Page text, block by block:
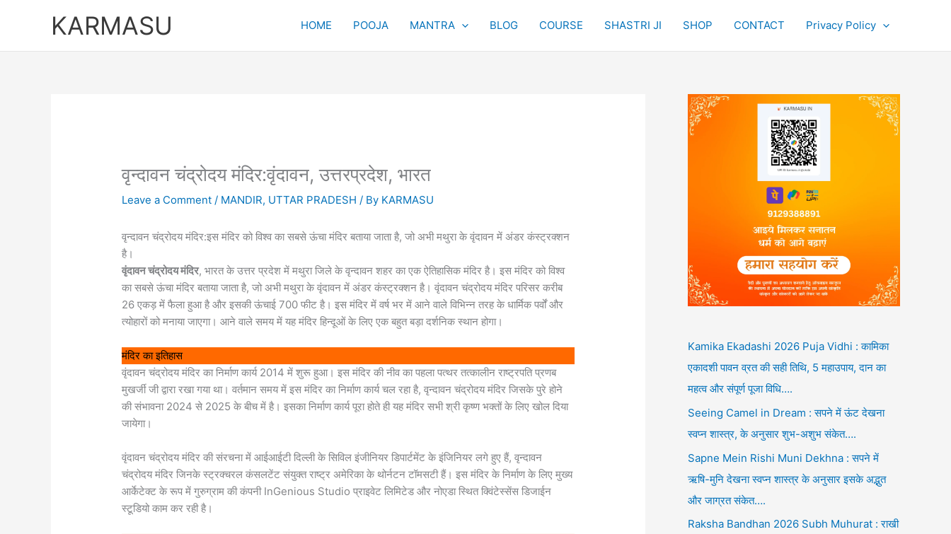
KARMASU HOME POOJA MANTRA BLOG COURSE SHASTRI JI SHOP CONTACT Privacy Policy
वृन्दावन चंद्रोदय मंदिर:वृंदावन, उत्तरप्रदेश, भारत
Leave a Comment / MANDIR, UTTAR PRADESH / By KARMASU
वृन्दावन चंद्रोदय मंदिर:इस मंदिर को विश्व का सबसे ऊंचा मंदिर बताया जाता है, जो अभी मथुरा के वृंदावन में अंडर कंस्ट्रक्शन
है।
वृंदावन चंद्रोदय मंदिर, भारत के उत्तर प्रदेश में मथुरा जिले के वृन्दावन शहर का एक ऐतिहासिक मंदिर है। इस मंदिर को विश्व
का सबसे ऊंचा मंदिर बताया जाता है, जो अभी मथुरा के वृंदावन में अंडर कंस्ट्रक्शन है। वृंदावन चंद्रोदय मंदिर परिसर करीब
26 एकड़ में फैला हुआ है और इसकी ऊंचाई 700 फीट है। इस मंदिर में वर्ष भर में आने वाले विभिन्न तरह के धार्मिक पर्वों और
त्योहारों को मनाया जाएगा। आने वाले समय में यह मंदिर हिन्दूओं के लिए एक बहुत बड़ा दर्शनिक स्थान होगा।
मंदिर का इतिहास
वृंदावन चंद्रोदय मंदिर का निर्माण कार्य 2014 में शुरू हुआ। इस मंदिर की नीव का पहला पत्थर तत्कालीन राष्ट्रपति प्रणब
मुखर्जी जी द्वारा रखा गया था। वर्तमान समय में इस मंदिर का निर्माण कार्य चल रहा है, वृन्दावन चंद्रोदय मंदिर जिसके पुरे होने
की संभावना 2024 से 2025 के बीच में है। इसका निर्माण कार्य पूरा होते ही यह मंदिर सभी श्री कृष्ण भक्तों के लिए खोल दिया
जायेगा।
वृंदावन चंद्रोदय मंदिर की संरचना में आईआईटी दिल्ली के सिविल इंजीनियर डिपार्टमेंट के इंजिनियर लगे हुए हैं, वृन्दावन
चंद्रोदय मंदिर जिनके स्ट्रक्चरल कंसलटेंट संयुक्त राष्ट्र अमेरिका के थोर्नटन टॉमसटी हैं। इस मंदिर के निर्माण के लिए मुख्य
आर्केटेक्ट के रूप में गुरुग्राम की कंपनी InGenious Studio प्राइवेट लिमिटेड और नोएडा स्थित क्विंटेस्सेंस डिजाईन
स्टूडियो काम कर रही है।
Kamika Ekadashi 2026 Puja Vidhi : कामिका
एकादशी पावन व्रत की सही तिथि, 5 महाउपाय, दान का
महत्व और संपूर्ण पूजा विधि….
Seeing Camel in Dream : सपने में ऊंट देखना
स्वप्न शास्त्र, के अनुसार शुभ-अशुभ संकेत….
Sapne Mein Rishi Muni Dekhna : सपने में
ऋषि-मुनि देखना स्वप्न शास्त्र के अनुसार इसके अद्भुत
और जाग्रत संकेत….
Raksha Bandhan 2026 Subh Muhurat : राखी